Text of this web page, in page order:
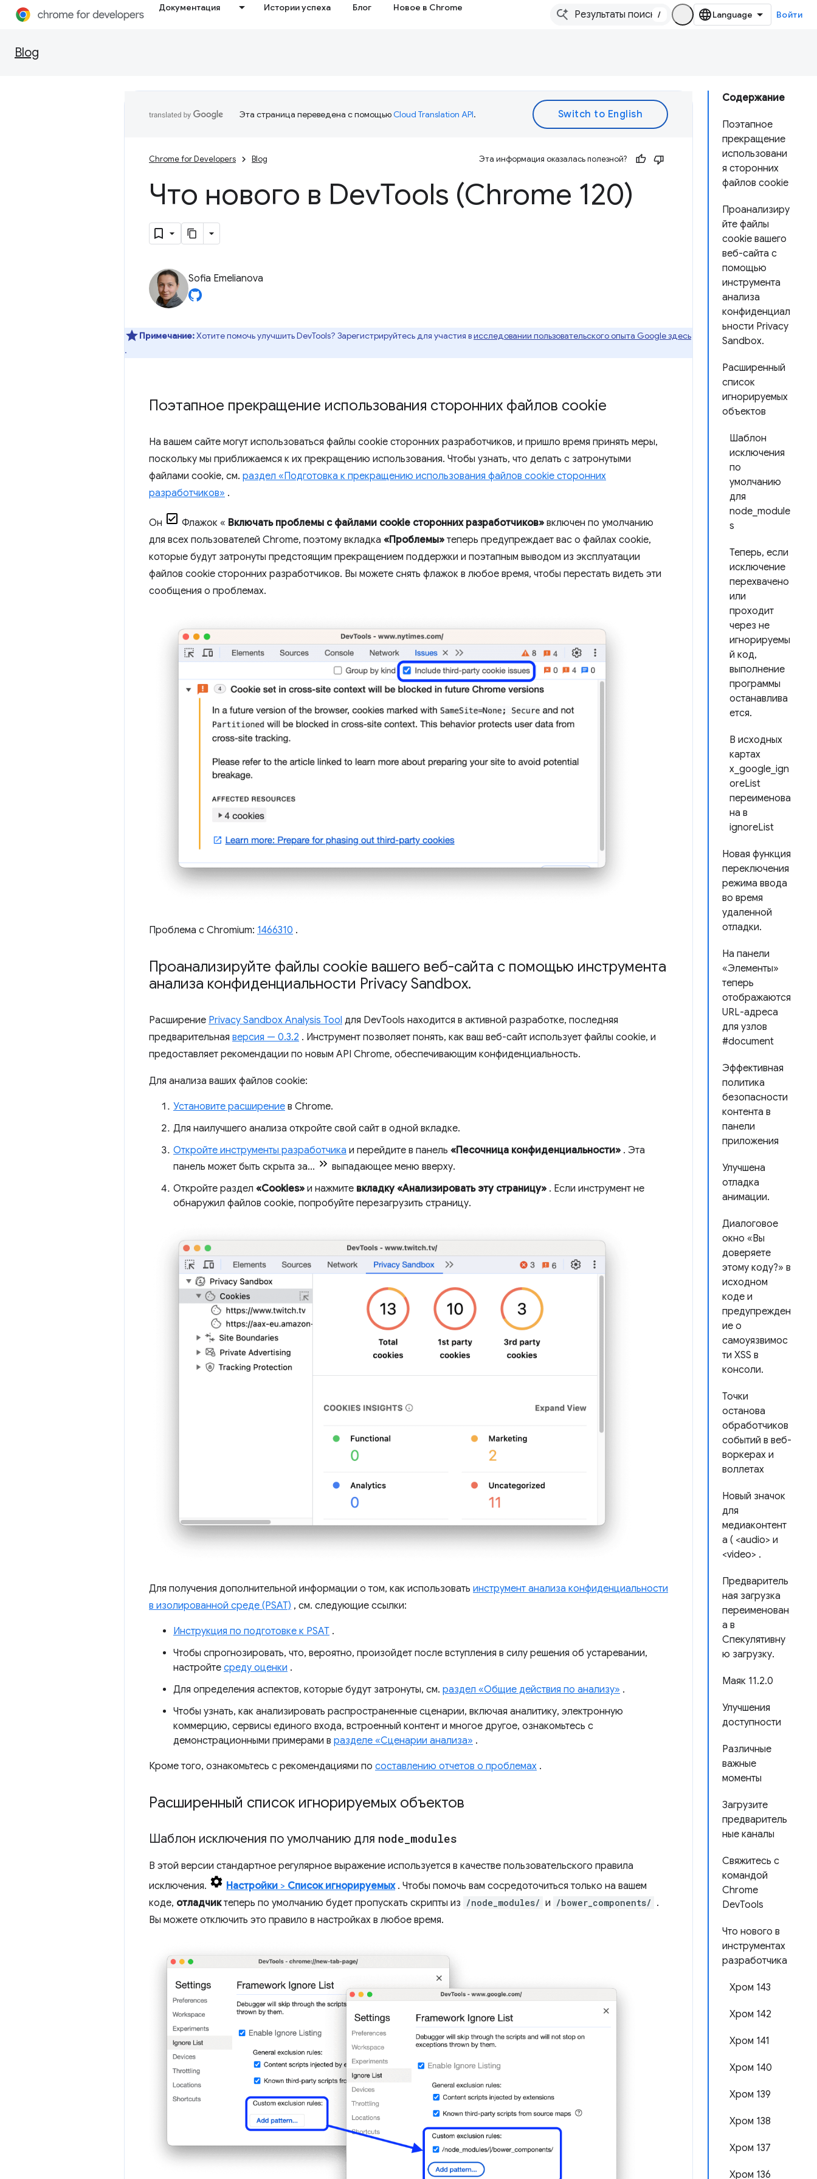
Документация Истории успеха Блог Новое в Chrome
/ Войти
Blog
Содержание
Поэтапное
прекращение
использовани
я сторонних
файлов cookie
Проанализиру
йте файлы
cookie вашего
веб-сайта с
помощью
инструмента
анализа
конфиденциал
ьности Privacy
Sandbox.
Расширенный
список
игнорируемых
объектов
Шаблон
исключения
по
умолчанию
для
node_module
s
Теперь, если
исключение
перехвачено
или
проходит
через не
игнорируемы
й код,
выполнение
программы
останавлива
ется.
В исходных
картах
x_google_ign
oreList
переименова
на в
ignoreList
Новая функция
переключения
режима ввода
во время
удаленной
отладки.
На панели
«Элементы»
теперь
отображаются
URL-адреса
для узлов
#document
Эффективная
политика
безопасности
контента в
панели
приложения
Улучшена
отладка
анимации.
Диалоговое
окно «Вы
доверяете
этому коду?» в
исходном
коде и
предупрежден
ие о
самоуязвимос
ти XSS в
консоли.
Точки
останова
обработчиков
событий в веб-
воркерах и
воллетах
Новый значок
для
медиаконтент
а ( <audio> и
<video> .
Предваритель
ная загрузка
переименован
а в
Спекулятивну
ю загрузку.
Маяк 11.2.0
Улучшения
доступности
Различные
важные
моменты
Загрузите
предваритель
ные каналы
Свяжитесь с
командой
Chrome
DevTools
Что нового в
инструментах
разработчика
Хром 143
Хром 142
Хром 141
Хром 140
Хром 139
Хром 138
Хром 137
Хром 136
Эта страница переведена с помощьюCloud Translation API.
Chrome for Developers Blog Эта информация оказалась полезной?
Что нового в DevTools (Chrome 120)
Sofia Emelianova
Примечание:Хотите помочь улучшить DevTools? Зарегистрируйтесь для участия висследовании пользовательского опыта Google здесь
.
Поэтапное прекращение использования сторонних файлов cookie
На вашем сайте могут использоваться файлы cookie сторонних разработчиков, и пришло время принять меры,
поскольку мы приближаемся к их прекращению использования. Чтобы узнать, что делать с затронутыми
файлами cookie, см. раздел «Подготовка к прекращению использования файлов cookie сторонних
разработчиков» .
Он Флажок « Включать проблемы с файлами cookie сторонних разработчиков» включен по умолчанию
для всех пользователей Chrome, поэтому вкладка «Проблемы» теперь предупреждает вас о файлах cookie,
которые будут затронуты предстоящим прекращением поддержки и поэтапным выводом из эксплуатации
файлов cookie сторонних разработчиков. Вы можете снять флажок в любое время, чтобы перестать видеть эти
сообщения о проблемах.
Проблема с Chromium: 1466310 .
Проанализируйте файлы cookie вашего веб-сайта с помощью инструмента
анализа конфиденциальности Privacy Sandbox.
Расширение Privacy Sandbox Analysis Tool для DevTools находится в активной разработке, последняя
предварительная версия — 0.3.2 . Инструмент позволяет понять, как ваш веб-сайт использует файлы cookie, и
предоставляет рекомендации по новым API Chrome, обеспечивающим конфиденциальность.
Для анализа ваших файлов cookie:
Установите расширение в Chrome.
Для наилучшего анализа откройте свой сайт в одной вкладке.
Откройте инструменты разработчика и перейдите в панель «Песочница конфиденциальности» . Эта
панель может быть скрыта за...
выпадающее меню вверху.
Откройте раздел «Cookies» и нажмите вкладку «Анализировать эту страницу» . Если инструмент не
обнаружил файлов cookie, попробуйте перезагрузить страницу.
Для получения дополнительной информации о том, как использовать инструмент анализа конфиденциальности
в изолированной среде (PSAT) , см. следующие ссылки:
Инструкция по подготовке к PSAT .
Чтобы спрогнозировать, что, вероятно, произойдет после вступления в силу решения об устаревании,
настройте среду оценки .
Для определения аспектов, которые будут затронуты, см. раздел «Общие действия по анализу» .
Чтобы узнать, как анализировать распространенные сценарии, включая аналитику, электронную
коммерцию, сервисы единого входа, встроенный контент и многое другое, ознакомьтесь с
демонстрационными примерами в разделе «Сценарии анализа» .
Кроме того, ознакомьтесь с рекомендациями по составлению отчетов о проблемах .
Расширенный список игнорируемых объектов
Шаблон исключения по умолчанию для node modules
В этой версии стандартное регулярное выражение используется в качестве пользовательского правила
исключения.
Настройки > Список игнорируемых. Чтобы помочь вам сосредоточиться только на вашем
коде, отладчиктеперь по умолчанию будет пропускать скрипты из /node_modules/ и /bower_components/ .
Вы можете отключить это правило в настройках в любое время.